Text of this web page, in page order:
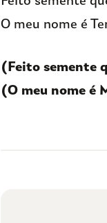
O meu nome é
(Feito semente
(O meu nome é